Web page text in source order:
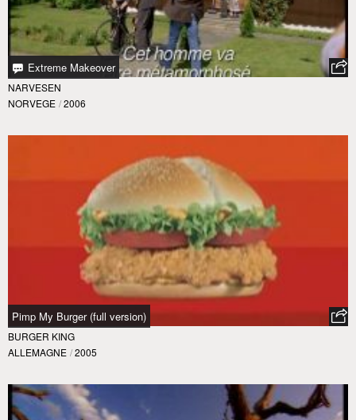
Extreme Makeover
NARVESEN
NORVEGE / 2006
Pimp My Burger (full version)
BURGER KING
ALLEMAGNE / 2005